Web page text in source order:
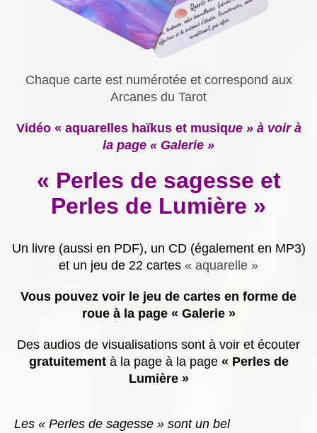
Chaque carte est numérotée et correspond aux
Arcanes du Tarot
Vidéo « aquarelles haïkus et musique » à voir à
la page « Galerie »
« Perles de sagesse et
Perles de Lumière »
Un livre (aussi en PDF), un CD (également en MP3)
et un jeu de 22 cartes « aquarelle »
Vous pouvez voir le jeu de cartes en forme de
roue à la page « Galerie »
Des audios de visualisations sont à voir et écouter
gratuitement à la page à la page « Perles de
Lumière »
Les « Perles de sagesse » sont un bel